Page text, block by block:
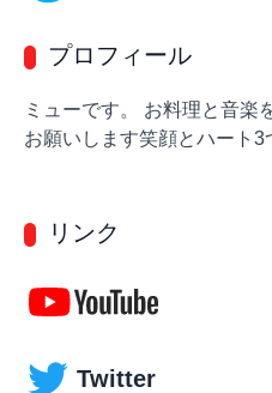
プロフィール
ミューです。 お料理と音楽
お願いします笑顔とハート3
リンク
Twitter